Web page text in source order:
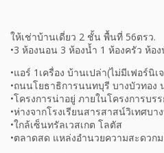
ให้เช่าบ้านเดี่ยว 2 ชั้น พื้นที่ 56ตรว.
•3 ห้องนอน 3 ห้องน้ำ 1 ห้องครัว ห้อง
•แอร์ 1เครื่อง บ้านเปล่า(ไม่มีเฟอร์นิเ
•ถนนโยธาธิการนนทบุรี บางบัวทอง
•โครงการน่าอยู่ ภายในโครงการบ
•ห่างจากโรงเรียนสารสาสน์วิเทศบา
•ใกล้เซ็นทรัลเวสเกต โลตัส
•ตลาดสด แหล่งอำนวยความสะดวก